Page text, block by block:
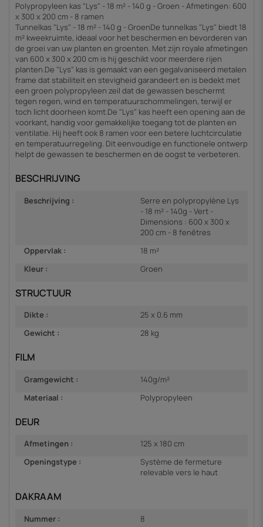
Polypropyleen kas "Lys" - 18 m² - 140 g - Groen - Afmetingen: 600
x 300 x 200 cm - 8 ramen
Tunnelkas "Lys" - 18 m² - 140 g - GroenDe tunnelkas "Lys" biedt 18
m² kweekruimte, ideaal voor het beschermen en bevorderen van
de groei van uw planten en groenten. Met zijn royale afmetingen
van 600 x 300 x 200 cm is hij geschikt voor meerdere rijen
planten.De "Lys" kas is gemaakt van een gegalvaniseerd metalen
frame dat stabiliteit en stevigheid garandeert en is bedekt met
een groen polypropyleen zeil dat de gewassen beschermt
tegen regen, wind en temperatuurschommelingen, terwijl er
toch licht doorheen komt.De "Lys" kas heeft een opening aan de
voorkant, handig voor gemakkelijke toegang tot de planten en
ventilatie. Hij heeft ook 8 ramen voor een betere luchtcirculatie
en temperatuurregeling. Dit eenvoudige en functionele ontwerp
helpt de gewassen te beschermen en de oogst te verbeteren.
BESCHRIJVING
Beschrijving :
Serre en polypropylène Lys
- 18 m² - 140g - Vert -
Dimensions : 600 x 300 x
200 cm - 8 fenêtres
Oppervlak :
18 m²
Kleur :
Groen
STRUCTUUR
Dikte :
25 x 0.6 mm
Gewicht :
28 kg
FILM
Gramgewicht :
140g/m²
Materiaal :
Polypropyleen
DEUR
Afmetingen :
125 x 180 cm
Openingstype :
Système de fermeture
relevable vers le haut
DAKRAAM
Nummer : 8